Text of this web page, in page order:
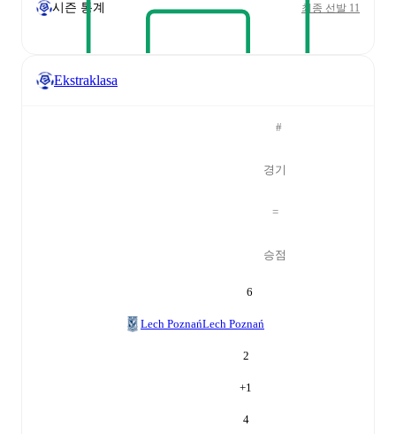
시즌 통계 최종 선발 11
Ekstraklasa
#
경기
=
승점
6
Lech PoznańLech Poznań
2
+1
4